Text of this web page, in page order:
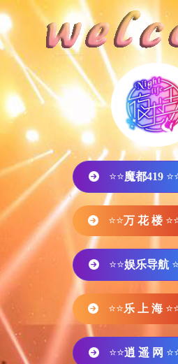
⭐⭐魔都419
⭐⭐万 花 楼
⭐⭐娱乐导航
⭐⭐乐 上 海
⭐⭐逍 遥 网